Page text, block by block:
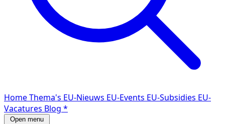
HomeThema's EU-Nieuws EU-Events EU-Subsidies EU-
Vacatures Blog *
Open menu